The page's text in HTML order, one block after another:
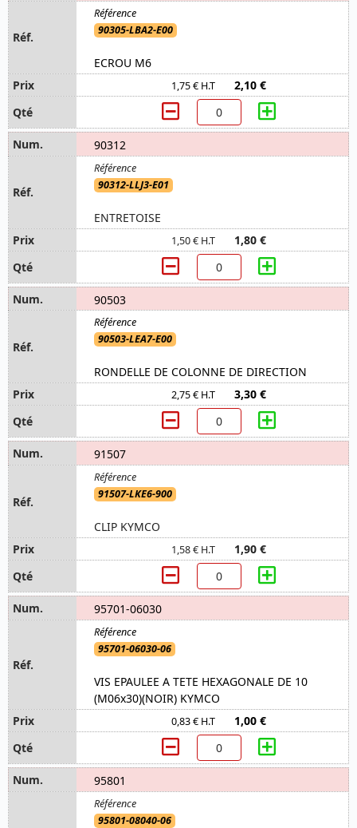
90305-LBA2-E00
ECROU M6
1,75 € H.T 2,10 €
90312
90312-LLJ3-E01
ENTRETOISE
1,50 € H.T 1,80 €
90503
90503-LEA7-E00
RONDELLE DE COLONNE DE DIRECTION
2,75 € H.T 3,30 €
91507
91507-LKE6-900
CLIP KYMCO
1,58 € H.T 1,90 €
95701-06030
95701-06030-06
VIS EPAULEE A TETE HEXAGONALE DE 10
(M06x30)(NOIR) KYMCO
0,83 € H.T 1,00 €
95801
95801-08040-06